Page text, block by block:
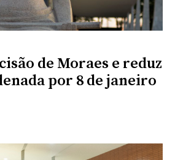
de Moraes e reduz
por 8 de janeiro